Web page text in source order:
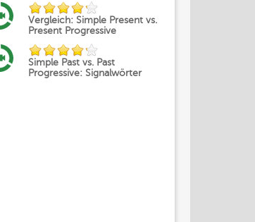
Vergleich: Simple Present vs.
Present Progressive
Simple Past vs. Past
Progressive: Signalwörter